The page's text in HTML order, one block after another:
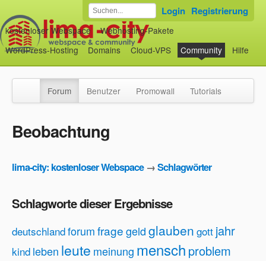
kostenloser Webspace
Webhosting-Pakete
WordPress-Hosting
Domains Cloud-VPS Community Hilfe
Login Registrierung
Forum Benutzer Promowall Tutorials
Beobachtung
lima-city: kostenloser Webspace→Schlagwörter
Schlagworte dieser Ergebnisse
deutschlandforumfragegeldglauben gott jahr
kind leben leute meinung mensch problem